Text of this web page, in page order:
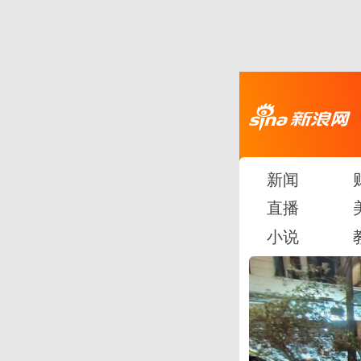
新闻
直播
小说